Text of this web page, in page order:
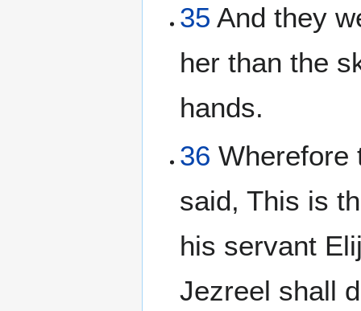
35 And they
her than the
hands.
36 Wherefore
said, This is
his servant
Jezreel shall